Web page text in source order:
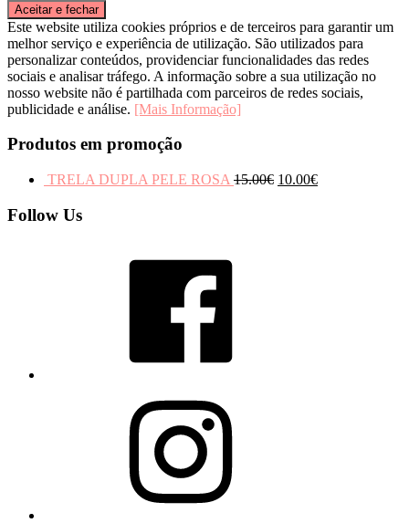
Este website utiliza cookies próprios e de terceiros para garantir um
melhor serviço e experiência de utilização. São utilizados para
personalizar conteúdos, providenciar funcionalidades das redes
sociais e analisar tráfego. A informação sobre a sua utilização no
nosso website não é partilhada com parceiros de redes sociais,
publicidade e análise. [Mais Informação]
Produtos em promoção
TRELA DUPLA PELE ROSA 15.00€ 10.00€
Follow Us